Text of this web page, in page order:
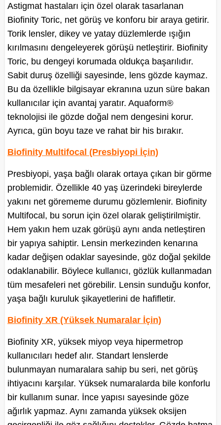
Astigmat hastaları için özel olarak tasarlanan
Biofinity Toric, net görüş ve konforu bir araya getirir.
Torik lensler, dikey ve yatay düzlemlerde ışığın
kırılmasını dengeleyerek görüşü netleştirir. Biofinity
Toric, bu dengeyi korumada oldukça başarılıdır.
Sabit duruş özelliği sayesinde, lens gözde kaymaz.
Bu da özellikle bilgisayar ekranına uzun süre bakan
kullanıcılar için avantaj yaratır. Aquaform®
teknolojisi ile gözde doğal nem dengesini korur.
Ayrıca, gün boyu taze ve rahat bir his bırakır.
Biofinity Multifocal (Presbiyopi İçin)
Presbiyopi, yaşa bağlı olarak ortaya çıkan bir görme
problemidir. Özellikle 40 yaş üzerindeki bireylerde
yakını net görememe durumu gözlemlenir. Biofinity
Multifocal, bu sorun için özel olarak geliştirilmiştir.
Hem yakın hem uzak görüşü aynı anda netleştiren
bir yapıya sahiptir. Lensin merkezinden kenarına
kadar değişen odaklar sayesinde, göz doğal şekilde
odaklanabilir. Böylece kullanıcı, gözlük kullanmadan
tüm mesafeleri net görebilir. Lensin sunduğu konfor,
yaşa bağlı kuruluk şikayetlerini de hafifletir.
Biofinity XR (Yüksek Numaralar İçin)
Biofinity XR, yüksek miyop veya hipermetrop
kullanıcıları hedef alır. Standart lenslerde
bulunmayan numaralara sahip bu seri, net görüş
ihtiyacını karşılar. Yüksek numaralarda bile konforlu
bir kullanım sunar. İnce yapısı sayesinde göze
ağırlık yapmaz. Aynı zamanda yüksek oksijen